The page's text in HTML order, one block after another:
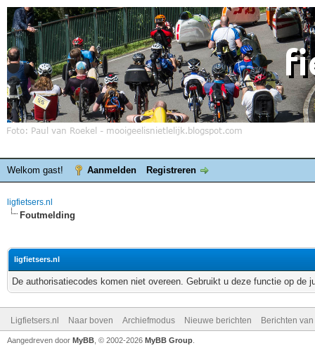
Welkom gast! Aanmelden Registreren
ligfietsers.nl
Foutmelding
ligfietsers.nl
De authorisatiecodes komen niet overeen. Gebruikt u deze functie op de
Ligfietsers.nl Naar boven Archiefmodus Nieuwe berichten Berichten
Aangedreven door MyBB , © 2002-2026 MyBB Group